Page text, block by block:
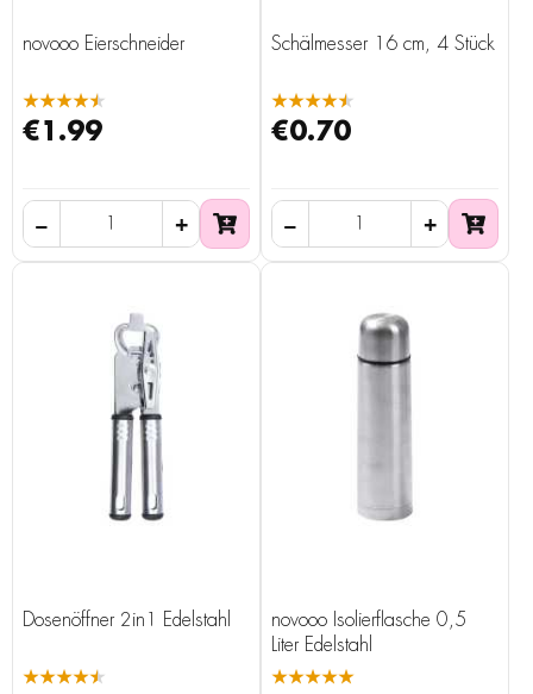
novooo Eierschneider
★★★★★
€1.99
Schälmesser 16 cm, 4 Stück
★★★★★
€0.70
Dosenöffner 2in1 Edelstahl
★★★★★
novooo Isolierflasche 0,5
Liter Edelstahl
★★★★★